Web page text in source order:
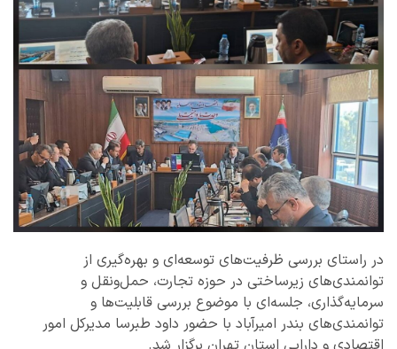
در راستای بررسی ظرفیت‌های توسعه‌ای و بهره‌گیری از
توانمندی‌های زیرساختی در حوزه تجارت، حمل‌ونقل و
سرمایه‌گذاری، جلسه‌ای با موضوع بررسی قابلیت‌ها و
توانمندی‌های بندر امیرآباد با حضور داود طبرسا مدیرکل امور